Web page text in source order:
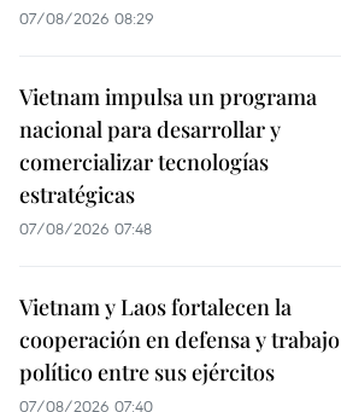
07/08/2026 08:29
Vietnam impulsa un programa
nacional para desarrollar y
comercializar tecnologías
estratégicas
07/08/2026 07:48
Vietnam y Laos fortalecen la
cooperación en defensa y trabajo
político entre sus ejércitos
07/08/2026 07:40